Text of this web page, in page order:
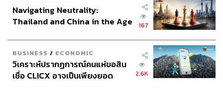
Navigating Neutrality:
Thailand and China in the Age
167
BUSINESS / ECONOMIC
วิเคราะห์ปรากฏการณ์คนแห่ขอสิน
เชื่อ CLICX อาจเป็นเพียงยอด
2.6K